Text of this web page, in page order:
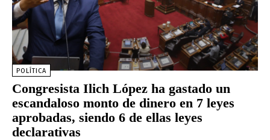
POLÍTICA
Congresista Ilich López ha gastado un
escandaloso monto de dinero en 7 leyes
aprobadas, siendo 6 de ellas leyes
declarativas